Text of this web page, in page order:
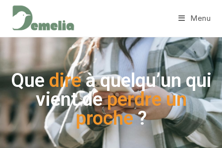
Menu
Quedireà quelqu’un qui
vient deperdre un
proche?